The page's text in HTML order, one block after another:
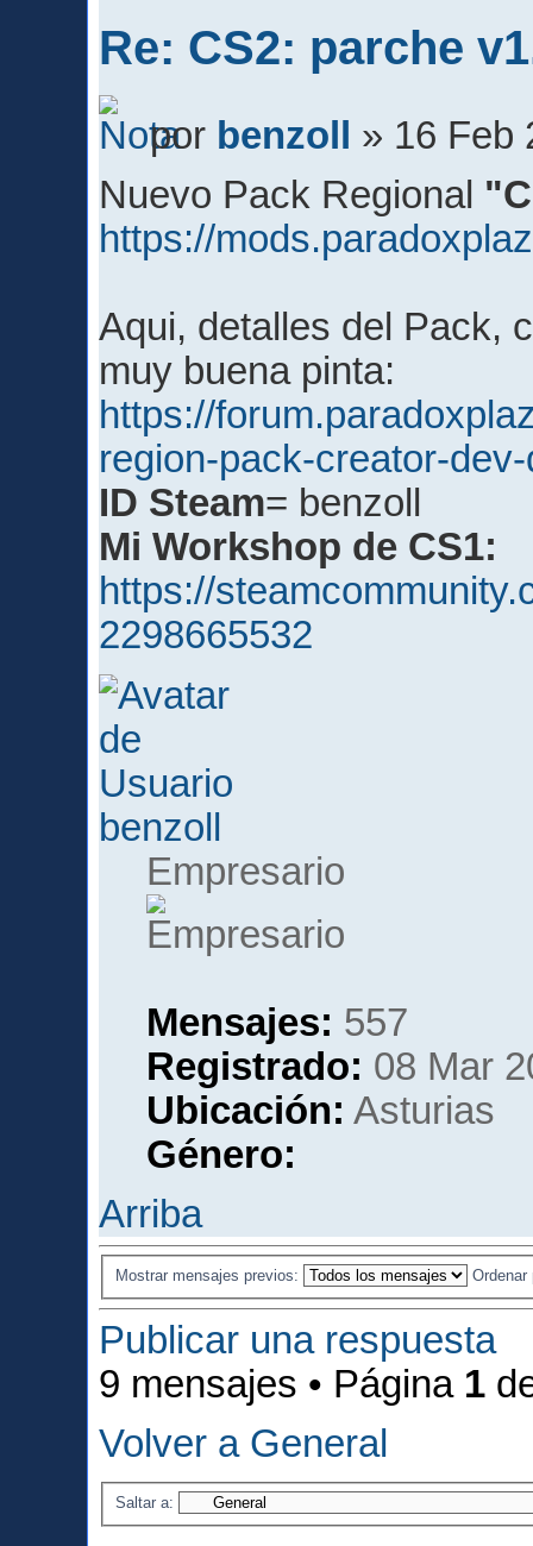
Re: CS2: parche
por benzoll
» 16 Feb
Nuevo Pack Regional
https://
Aqui, detalles del Pack,
muy buena pinta:
https://
region-pack-creator-
ID Steam= benzoll
Mi Workshop de CS1:
https://
2298665532
benzoll
Empresario
Mensajes: 557
Registrado: 08 Mar
Ubicación: Asturias
Género:
Arriba
Mostrar mensajes previos:
Publicar una respuesta
9 mensajes • Página 1
Volver a General
Saltar a: